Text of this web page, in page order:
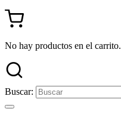
No hay productos en el carrito.
Buscar: